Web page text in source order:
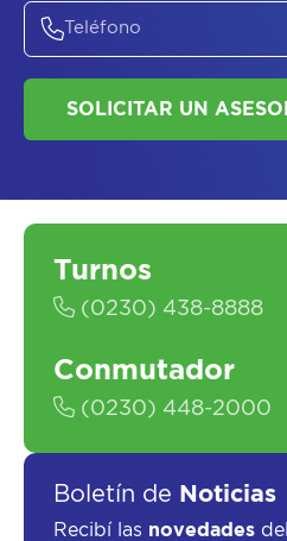
Turnos
(0230) 438-8888
Conmutador
(0230) 448-2000
Boletín de Noticias
Recibí las novedades del